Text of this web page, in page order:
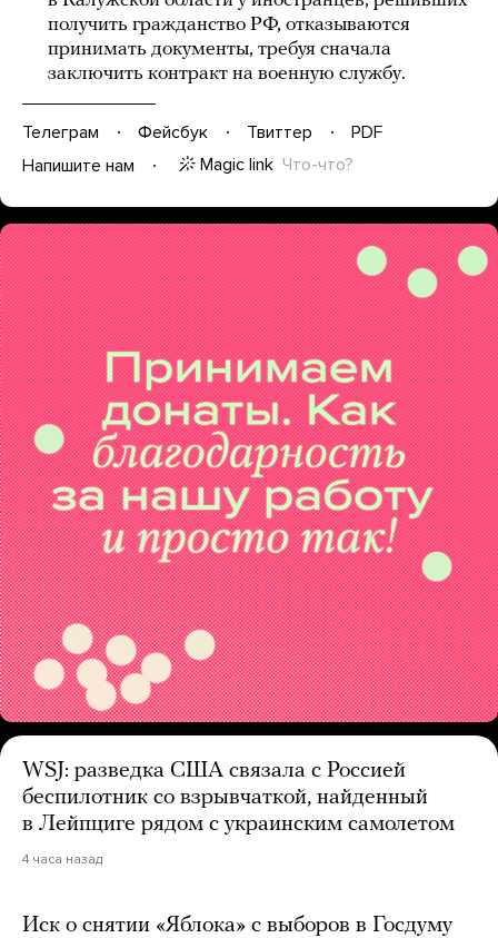
получить гражданство РФ, отказываются
принимать документы, требуя сначала
заключить контракт на военную службу.
Телеграм Фейсбук Твиттер
PDF
Напишите нам
Magic link Что-что?
WSJ: разведка США связала с Россией
беспилотник со взрывчаткой, найденный
в Лейпциге рядом с украинским самолетом
4 часа назад
Иск о снятии «Яблока» с выборов в Госдуму